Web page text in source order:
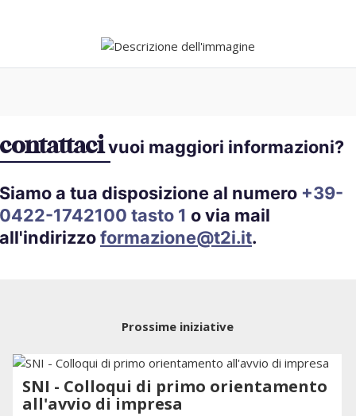
contattacivuoi maggiori informazioni?
Siamo a tua disposizione al numero +39-
0422-1742100 tasto 1 o via mail
all'indirizzoformazione@t2i.it.
Prossime iniziative
SNI - Colloqui di primo orientamento
all'avvio di impresa